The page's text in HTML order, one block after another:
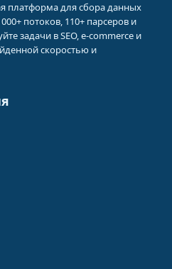
платформа для сбора данных
потоков, 110+ парсеров и
задачи в SEO, e-commerce и
скоростью и